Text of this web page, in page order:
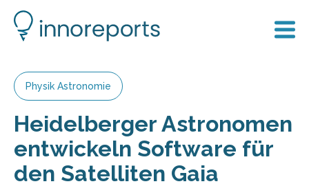
Physik Astronomie
Heidelberger Astronomen
entwickeln Software für
den Satelliten Gaia